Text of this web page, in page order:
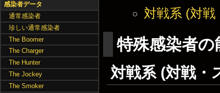
対戦系 (対
特殊感染者
対戦系 (対戦
感染者データ
通常感染者
珍しい通常感染者
The Boomer
The Charger
The Hunter
The Jockey
The Smoker